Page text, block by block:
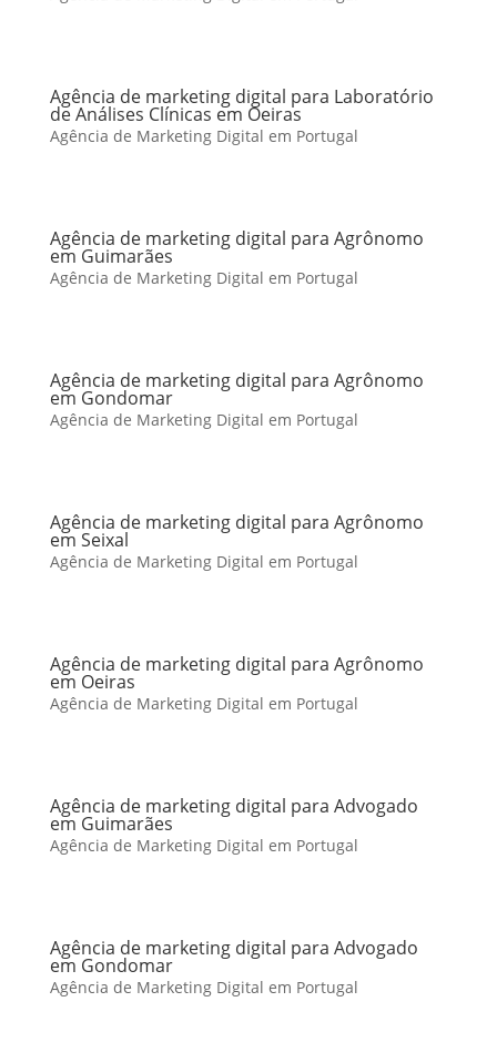
Agência de marketing digital para Laboratório
de Análises Clínicas em Oeiras
Agência de Marketing Digital em Portugal
Agência de marketing digital para Agrônomo
em Guimarães
Agência de Marketing Digital em Portugal
Agência de marketing digital para Agrônomo
em Gondomar
Agência de Marketing Digital em Portugal
Agência de marketing digital para Agrônomo
em Seixal
Agência de Marketing Digital em Portugal
Agência de marketing digital para Agrônomo
em Oeiras
Agência de Marketing Digital em Portugal
Agência de marketing digital para Advogado
em Guimarães
Agência de Marketing Digital em Portugal
Agência de marketing digital para Advogado
em Gondomar
Agência de Marketing Digital em Portugal